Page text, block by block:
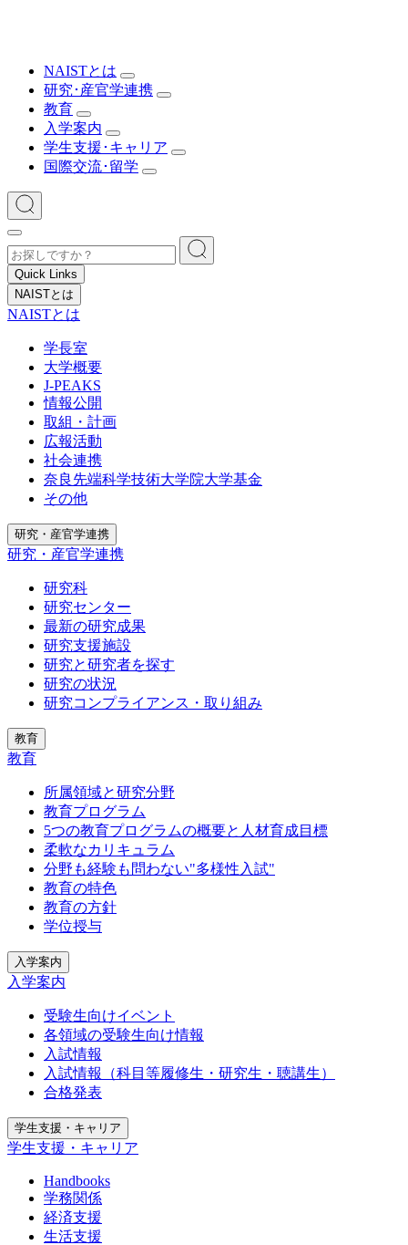
NAISTとは
研究･産官学連携
教育
入学案内
学生支援･キャリア
国際交流･留学
Quick Links
NAISTとは
NAISTとは
学長室
大学概要
J-PEAKS
情報公開
取組・計画
広報活動
社会連携
奈良先端科学技術大学院大学基金
その他
研究・産官学連携
研究・産官学連携
研究科
研究センター
最新の研究成果
研究支援施設
研究と研究者を探す
研究の状況
研究コンプライアンス・取り組み
教育
教育
所属領域と研究分野
教育プログラム
5つの教育プログラムの概要と人材育成目標
柔軟なカリキュラム
分野も経験も問わない"多様性入試"
教育の特色
教育の方針
学位授与
入学案内
入学案内
受験生向けイベント
各領域の受験生向け情報
入試情報
入試情報（科目等履修生・研究生・聴講生）
合格発表
学生支援・キャリア
学生支援・キャリア
Handbooks
学務関係
経済支援
生活支援